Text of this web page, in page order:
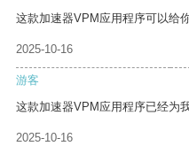
这款加速器VPM应用程序可以给
2025-10-16
游客
这款加速器VPM应用程序已经为
2025-10-16